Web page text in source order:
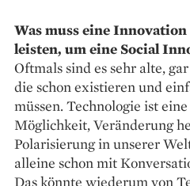
Was muss eine
leisten, um eine Social
Oftmals sind es sehr alte,
die schon ­existieren und
müssen. Technologie ist
Möglichkeit, ­Veränderung
Polarisierung in unserer
alleine schon mit
Das könnte wiederum von